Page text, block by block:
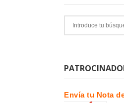
Envía tu Nota